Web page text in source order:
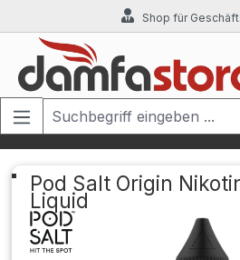
Zum Hauptinhalt springen
Shop für
Pod Salt Origin
Liquid
Bildergalerie überspringen